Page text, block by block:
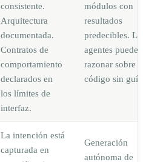
consistente.
Arquitectura
documentada.
Contratos de
comportamiento
declarados en
los límites de
interfaz.
módulos con
resultados
predecibles.
agentes pueden
razonar sobre
código sin
La intención está
capturada en
Generación
autónoma de